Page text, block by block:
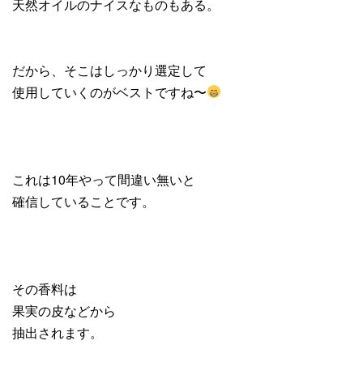
天然オイルのナイスなものもある。
だから、そこはしっかり選定して
使用していくのがベストですね〜
これは10年やって間違い無いと
確信していることです。
その香料は
果実の皮などから
抽出されます。